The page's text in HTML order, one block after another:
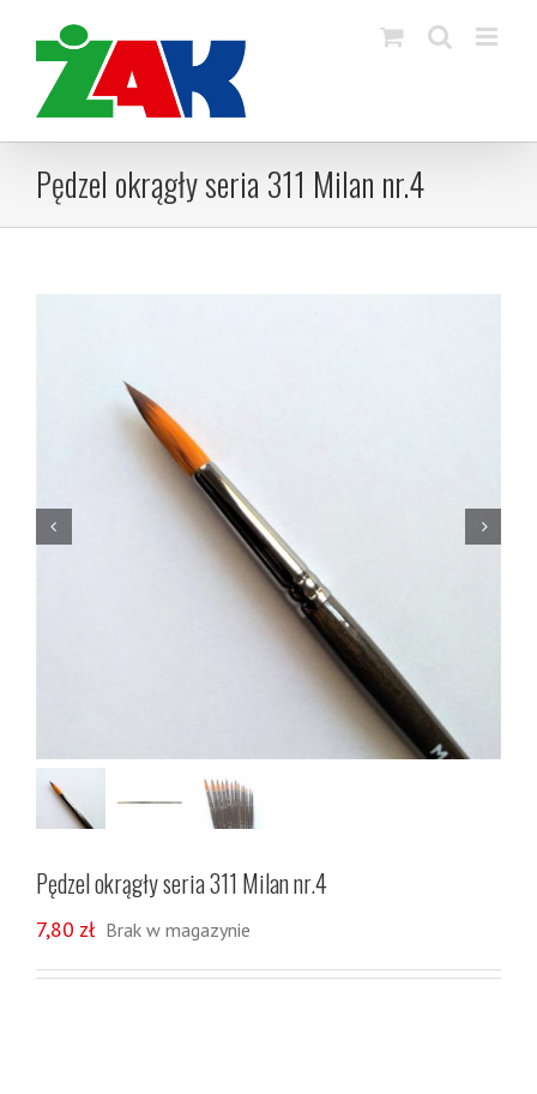
content
Pędzel okrągły seria 311 Milan nr.4
 
Pędzel okrągły seria 311 Milan nr.4
7,80 zł Brak w magazynie